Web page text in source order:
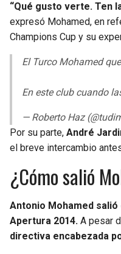
“Qué gusto verte. Ten
expresó Mohamed, en
Champions Cup y su
El Turco Mohamed
En este club cuando
— Roberto Haz
Por su parte, André
el breve intercambio
¿Cómo salió
Antonio Mohamed salió
Apertura 2014. A pesar
directiva encabezada